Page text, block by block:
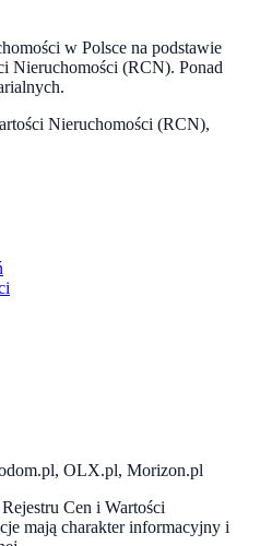
w Polsce na podstawie
Nieruchomości (RCN). Ponad
Nieruchomości (RCN),
OLX.pl, Morizon.pl
Cen i Wartości
mają charakter informacyjny i